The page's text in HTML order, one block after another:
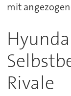
mit
Rivale